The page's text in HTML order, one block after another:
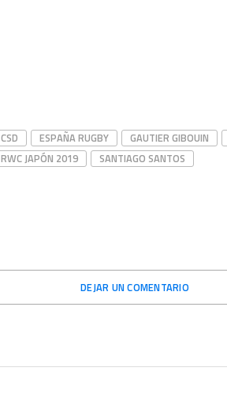
CSD ESPAÑA RUGBY GAUTIER GIBOUIN
RWC JAPÓN 2019 SANTIAGO SANTOS
DEJAR UN COMENTARIO